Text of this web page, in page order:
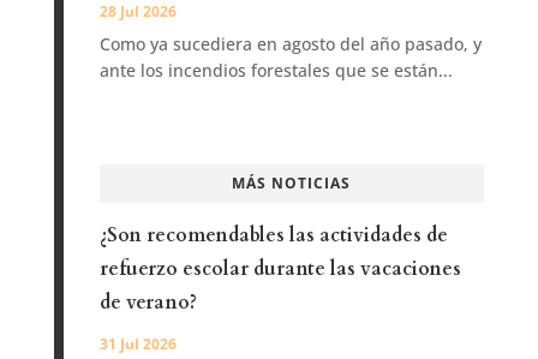
28 Jul 2026
Como ya sucediera en agosto del año pasado, y
ante los incendios forestales que se están...
MÁS NOTICIAS
¿Son recomendables las actividades de
refuerzo escolar durante las vacaciones
de verano?
31 Jul 2026